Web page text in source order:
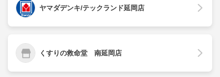
ヤマダデンキ/テックランド延岡店
くすりの救命堂 南延岡店